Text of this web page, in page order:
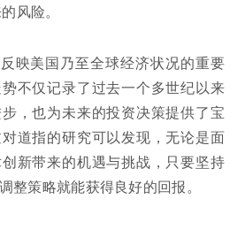
风险。
映美国乃至全球经济状况的重要
不仅记录了过去一个多世纪以来
，也为未来的投资决策提供了宝
道指的研究可以发现，无论是面
新带来的机遇与挑战，只要坚持
整策略就能获得良好的回报。